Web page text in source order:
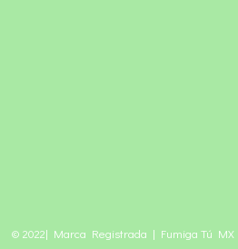
© 2022| Marca Registrada | Fumiga Tú MX